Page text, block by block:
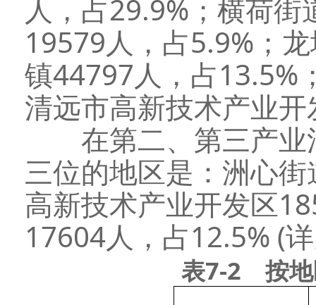
人，占29.9%；横荷
19579人，占5.9%；
镇44797人，占13.5%
清远市高新技术产业
在第二、第三产业
三位的地区是：洲心
高新技术产业开发区
17604人，占12.5% (
表7-2 按地